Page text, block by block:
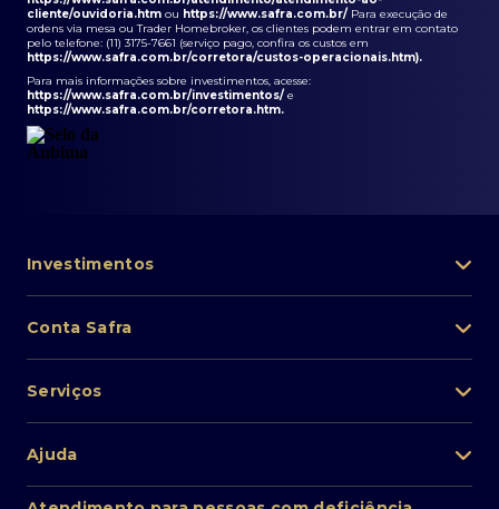
cliente/ouvidoria.htm ou https://www.safra.com.br/ Para execução de
ordens via mesa ou Trader Homebroker, os clientes podem entrar em contato
pelo telefone: (11) 3175-7661 (serviço pago, confira os custos em
https://www.safra.com.br/corretora/custos-operacionais.htm).
Para mais informações sobre investimentos, acesse:
https://www.safra.com.br/investimentos/ e
https://www.safra.com.br/corretora.htm.
Investimentos
Lista de fundos de investimento
Private Banking
Renda fixa
Conta Safra
Pessoa Física
Cartões
Empréstimos e financiamentos
Serviços
Perda/roubo de celular
Ajuda
Atendimento ao cliente